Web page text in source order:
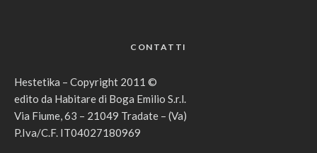
CONTATTI
Hestetika – Copyright 2011 ©
edito da Habitare di Boga Emilio S.r.l.
Via Fiume, 63 – 21049 Tradate – (Va)
P.Iva/C.F. IT04027180969